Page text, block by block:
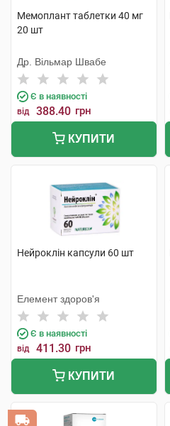
Мемоплант таблетки 40 мг
20 шт
Др. Вільмар Швабе
Є в наявності
від 388.40 грн
КУПИТИ
Нейроклін капсули 60 шт
Елемент здоров'я
Є в наявності
від 411.30 грн
КУПИТИ